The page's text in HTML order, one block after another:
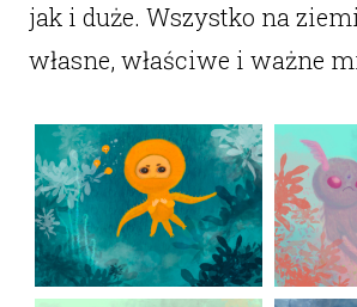
jak i duże. Wszystko na
własne, właściwe i ważne